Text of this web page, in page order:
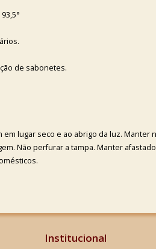
de sabonetes.
em lugar seco e ao abrigo da luz. Manter
Não perfurar a tampa. Manter
Institucional